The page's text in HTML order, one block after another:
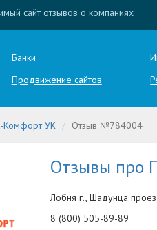
сайт отзывов о компаниях
Банки
Продвижение сайтов
Комфорт УК Отзыв №784004
Отзывы про
Лобня г., Шадунца
8 (800) 505-89-89